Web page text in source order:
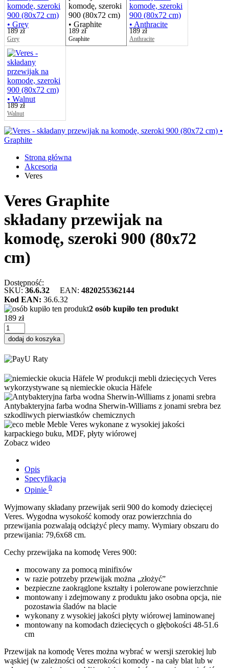
189 zł
Grey
189 zł
Graphite
189 zł
Anthracite
189 zł
Walnut
Strona główna
Akcesoria
Veres
Veres Graphite
składany przewijak na
komodę, szeroki 900 (80х72
cm)
Dostępność:
SKU: 36.6.32 EAN: 4820255362144
Kod EAN: 36.6.32
2 osób kupiło ten produkt
189 zł
dodaj do koszyka
W produkcji mebli dziecięcych Veres
wykorzystywane są niemieckie okucia Häfele
Antybakteryjna farba wodna Sherwin-Williams z jonami srebra bez
szkodliwych pierwiastków chemicznych
Meble Veres wykonane z wysokiej jakości
karpackiego buku, MDF, płyty wiórowej
Zobacz wideo
Opis
Specyfikacja
Opinie 0
Wyjmowany składany przewijak serii 900 do komody dziecięcej
Veres. Wygodna wysokość komody oraz powierzchnia do
przewijania pozwalają odciążyć plecy mamy. Wymiary obszaru do
przewijania: 79,6x68 cm.
Cechy przewijaka na komodę Veres 900:
mocowany za pomocą minifixów
w razie potrzeby przewijak można „złożyć”
bezpieczne zaokrąglone kształty i polerowane powierzchnie
montowany i zdejmowany z produktu jako osobna opcja, nie
pozostawia śladów na blacie
wykonany z wysokiej jakości płyty wiórowej laminowanej
montowany na komodach dziecięcych o głębokości 48-51.6
cm
Przewijak na komodę Veres można wybrać w wersji szerokiej lub
wąskiej (w zależności od szerokości komody - na cały blat lub w